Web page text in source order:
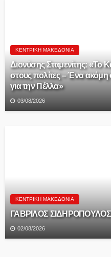
ΚΕΝΤΡΙΚΉ ΜΑΚΕΔΟΝΊΑ
Διονύσης Σταμενίτης: «Το
στους πολίτες – Ένα ακόμη
για την Πέλλα»
03/08/2026
ΚΕΝΤΡΙΚΉ ΜΑΚΕΔΟΝΊΑ
ΓΑΒΡΙΛΟΣ ΣΙΔΗΡΟΠΟΥΛΟΣ
02/08/2026